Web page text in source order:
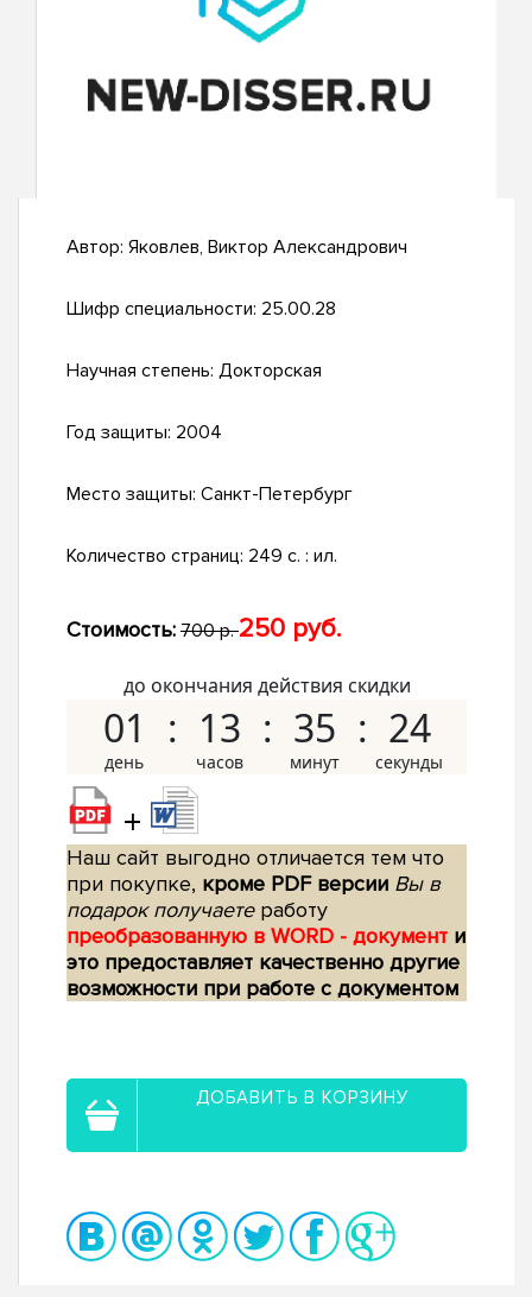
Автор: Яковлев, Виктор Александрович
Шифр специальности: 25.00.28
Научная степень: Докторская
Год защиты: 2004
Место защиты: Санкт-Петербург
Количество страниц: 249 с. : ил.
Стоимость: 700 р.250 руб.
до окончания действия скидки
01 13 35 23
+
Наш сайт выгодно отличается тем что
при покупке, кроме PDF версии Вы в
подарок получаетеработу
преобразованную в WORD - документ и
это предоставляет качественно другие
возможности при работе с документом
ДОБАВИТЬ В КОРЗИНУ